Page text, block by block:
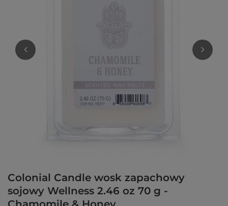
Colonial Candle wosk zapachowy
sojowy Wellness 2.46 oz 70 g -